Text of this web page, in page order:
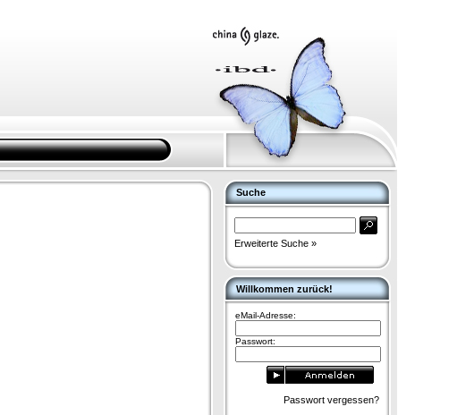
Suche
Erweiterte Suche »
Willkommen zurück!
eMail-Adresse:
Passwort:
Passwort vergessen?